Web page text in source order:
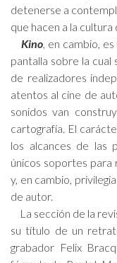
detenerse a
que hacen a la
Kino, en cambio,
pantalla sobre la
de realizadores
atentos al cine de
sonidos van
cartografía. El
los alcances de las
únicos soportes para
y, en cambio,
de autor.
La sección de la
su título de un
grabador Felix